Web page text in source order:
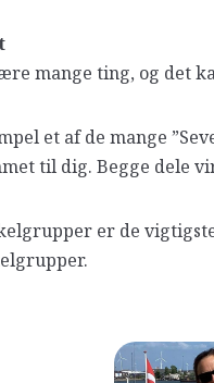
mange ting, og det
et af de mange
til dig. Begge dele
er de